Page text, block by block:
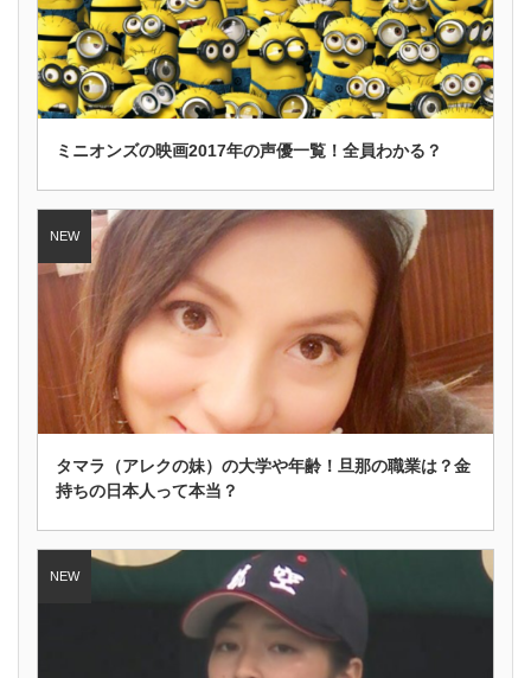
ミニオンズの映画2017年の声優一覧！全員わかる？
タマラ（アレクの妹）の大学や年齢！旦那の職業は？金
持ちの日本人って本当？